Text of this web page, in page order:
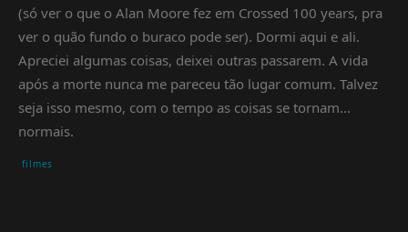
(só ver o que o Alan Moore fez em Crossed 100 years, pra
ver o quão fundo o buraco pode ser). Dormi aqui e ali.
Apreciei algumas coisas, deixei outras passarem. A vida
após a morte nunca me pareceu tão lugar comum. Talvez
seja isso mesmo, com o tempo as coisas se tornam…
normais.
filmes